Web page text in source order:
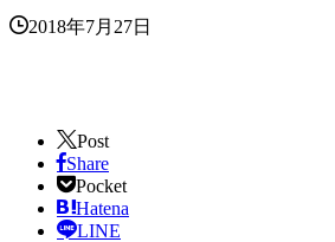
2018年7月27日
Post
Share
Pocket
Hatena
LINE